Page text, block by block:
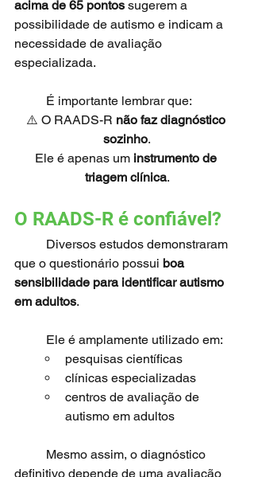
acima de 65 pontos sugerem a
possibilidade de autismo e indicam a
necessidade de avaliação
especializada.
	É importante lembrar que:
⚠️ O RAADS-R não faz diagnóstico
sozinho.
Ele é apenas um instrumento de
triagem clínica.
O RAADS-R é confiável?
que o questionário possui boa
sensibilidade para identificar autismo
em adultos.
	Ele é amplamente utilizado em:
pesquisas científicas
clínicas especializadas
centros de avaliação de
autismo em adultos
definitivo depende de uma avaliação